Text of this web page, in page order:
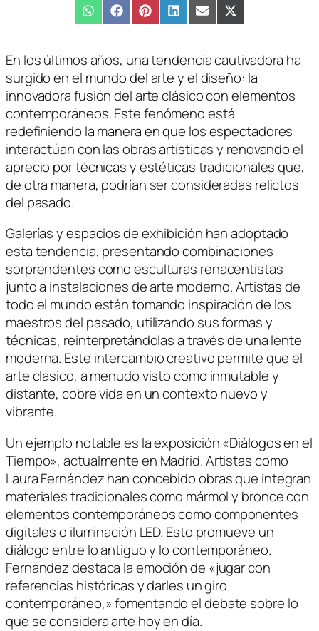
Compartir
en
WhatsAppCompartir
en
FacebookCompartir
en
PinterestCompartir
en
LinkedInCompartir
en
EmailCompartir
en
X
(Twitter)
En los últimos años, una tendencia cautivadora ha
surgido en el mundo del arte y el diseño: la
innovadora fusión del arte clásico con elementos
contemporáneos. Este fenómeno está
redefiniendo la manera en que los espectadores
interactúan con las obras artísticas y renovando el
aprecio por técnicas y estéticas tradicionales que,
de otra manera, podrían ser consideradas relictos
del pasado.
Galerías y espacios de exhibición han adoptado
esta tendencia, presentando combinaciones
sorprendentes como esculturas renacentistas
junto a instalaciones de arte moderno. Artistas de
todo el mundo están tomando inspiración de los
maestros del pasado, utilizando sus formas y
técnicas, reinterpretándolas a través de una lente
moderna. Este intercambio creativo permite que el
arte clásico, a menudo visto como inmutable y
distante, cobre vida en un contexto nuevo y
vibrante.
Un ejemplo notable es la exposición «Diálogos en el
Tiempo», actualmente en Madrid. Artistas como
Laura Fernández han concebido obras que integran
materiales tradicionales como mármol y bronce con
elementos contemporáneos como componentes
digitales o iluminación LED. Esto promueve un
diálogo entre lo antiguo y lo contemporáneo.
Fernández destaca la emoción de «jugar con
referencias históricas y darles un giro
contemporáneo,» fomentando el debate sobre lo
que se considera arte hoy en día.